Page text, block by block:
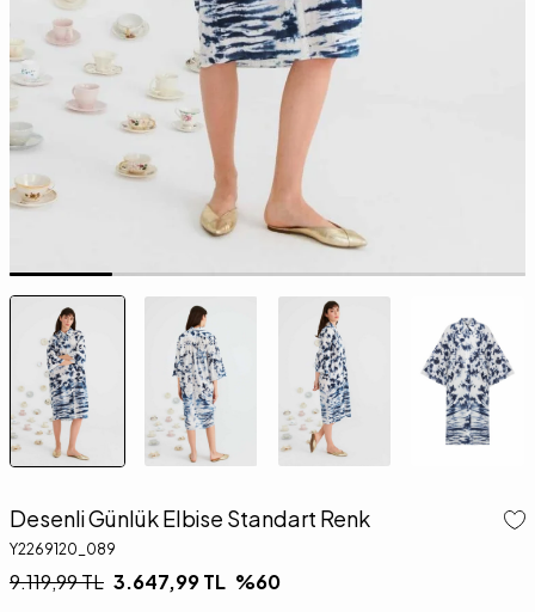
Desenli Günlük Elbise Standart Renk
Y2269120_089
9.119,99TL 3.647,99TL %60